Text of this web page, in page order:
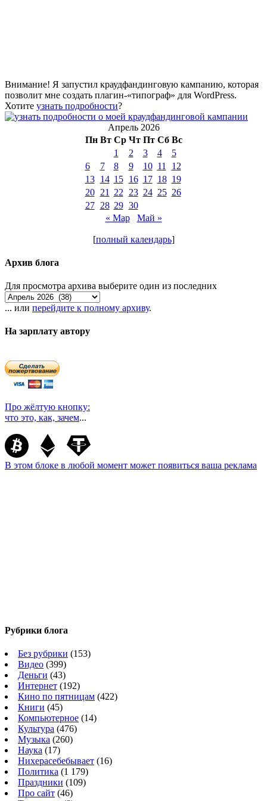
Внимание! Я запустил краудфандинговую кампанию, которая
позволит мне создать плагин-«типограф» для WordPress.
Хотите узнать подробности?
Апрель 2026
Пн Вт Ср Чт Пт Сб Вс
1
2 3 4
5
6
7 8 9 10 11
12
13
14 15 16 17 18 19
20
21 22 23 24 25 26
27
28 29 30
« Мар
Май »
[полный календарь]
Архив блога
Для просмотра архива выберите один из последних
... или перейдите к полному архиву.
На зарплату автору
Про жёлтую кнопку:
что это, как, зачем...
В этом блоке в любой момент может появиться ваша реклама
Рубрики блога
Без рубрики (153)
Видео (399)
Деньги (43)
Интернет (192)
Кино по пятницам (422)
Книги (45)
Компьютерное (14)
Культура (476)
Музыка (260)
Наука (17)
Нихерасебебывает (16)
Политика (1 179)
Праздники (109)
Про сайт (46)